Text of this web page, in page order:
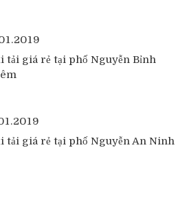
tải giá rẻ tại phố Nguyễn Bỉnh
tải giá rẻ tại phố Nguyễn An Ninh